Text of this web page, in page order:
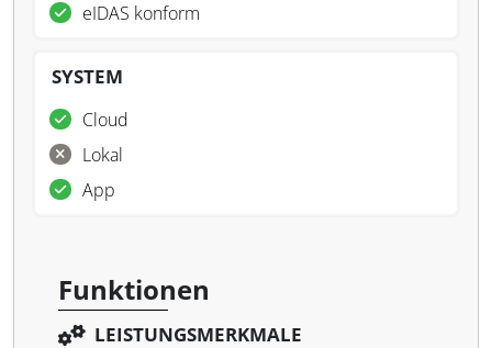
eIDAS konform
SYSTEM
Cloud
Lokal
App
Funktionen
LEISTUNGSMERKMALE